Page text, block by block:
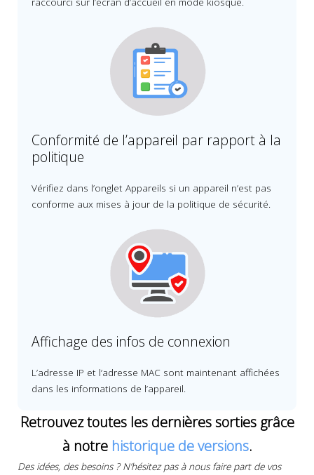
Conformité de l’appareil par rapport à la
politique
Vérifiez dans l’onglet Appareils si un appareil n’est pas
conforme aux mises à jour de la politique de sécurité.
Affichage des infos de connexion
L’adresse IP et l’adresse MAC sont maintenant affichées
dans les informations de l’appareil.
Retrouvez toutes les dernières sorties grâce
à notre historique de versions.
Des idées, des besoins ? N’hésitez pas à nous faire part de vos